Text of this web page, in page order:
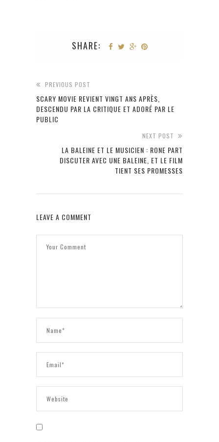
SHARE:
PREVIOUS POST
SCARY MOVIE REVIENT VINGT ANS APRÈS,
DESCENDU PAR LA CRITIQUE ET ADORÉ PAR LE
PUBLIC
NEXT POST
LA BALEINE ET LE MUSICIEN : RONE PART
DISCUTER AVEC UNE BALEINE, ET LE FILM
TIENT SES PROMESSES
LEAVE A COMMENT